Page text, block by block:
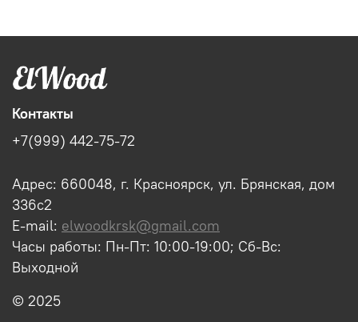
Контакты
+7(999) 442-75-72
Адрес: 660048, г. Красноярск, ул. Брянская, дом
336с2
E-mail: elwoodkrsk@gmail.com
Часы работы: Пн-Пт: 10:00-19:00; Сб-Вс:
Выходной
© 2025